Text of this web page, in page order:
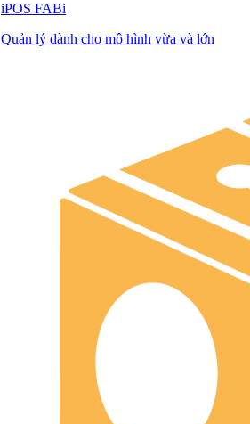
iPOS FABi
Quản lý dành cho mô hình vừa và lớn